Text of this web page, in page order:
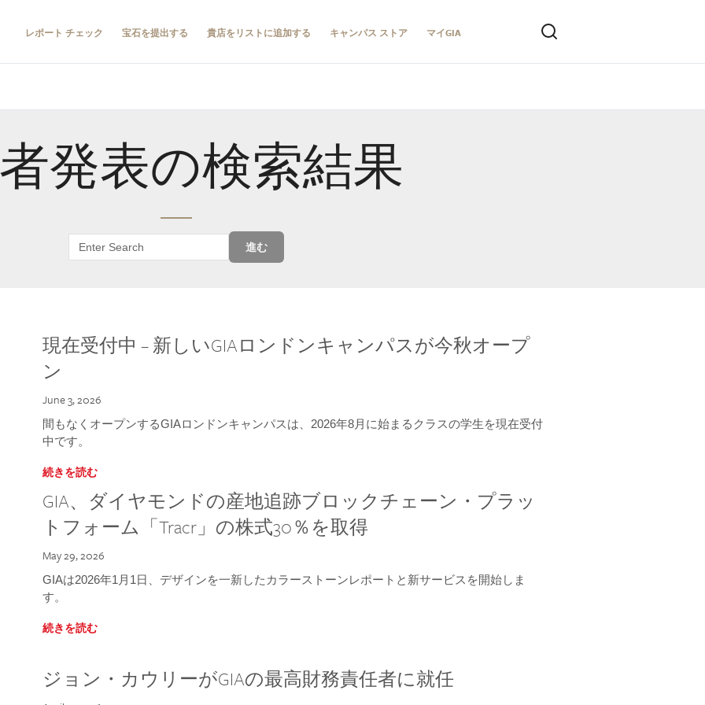
レポート チェック 宝石を提出する 貴店をリストに追加する キャンパス ストア マイGIA
発表の検索結果
進む
現在受付中 – 新しいGIAロンドンキャンパスが今秋オープ
ン
June 3, 2026
間もなくオープンするGIAロンドンキャンパスは、2026年8月に始まるクラスの学生を現在受付
中です。
続きを読む
GIA、ダイヤモンドの産地追跡ブロックチェーン・プラッ
トフォーム「Tracr」の株式30％を取得
May 29, 2026
GIAは2026年1月1日、デザインを一新したカラーストーンレポートと新サービスを開始しま
す。
続きを読む
ジョン・カウリーがGIAの最高財務責任者に就任